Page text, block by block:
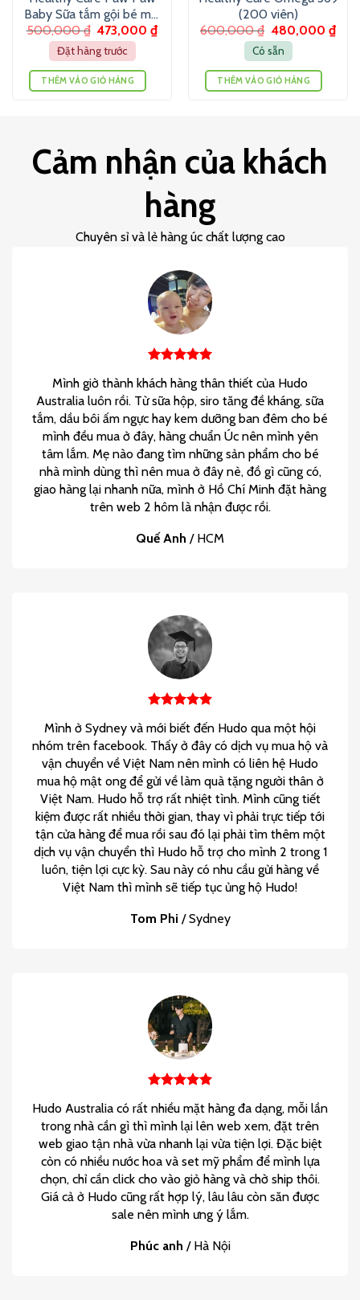
Baby Sữa tắm gội bé mùi
đu đủ 500ml
500,000₫ 473,000₫
Đặt hàng trước
THÊM VÀO GIỎ HÀNG
(200 viên)
600,000₫ 480,000 ₫
Có sẵn
THÊM VÀO GIỎ HÀNG
Cảm nhận của khách
hàng
Chuyên sỉ và lẻ hàng úc chất lượng cao
Mình giờ thành khách hàng thân thiết của Hudo
Australia luôn rồi. Từ sữa hộp, siro tăng đề kháng, sữa
tắm, dầu bôi ấm ngực hay kem dưỡng ban đêm cho bé
mình đều mua ở đây, hàng chuẩn Úc nên mình yên
tâm lắm. Mẹ nào đang tìm những sản phẩm cho bé
nhà mình dùng thì nên mua ở đây nè, đồ gì cũng có,
giao hàng lại nhanh nữa, mình ở Hồ Chí Minh đặt hàng
trên web 2 hôm là nhận được rồi.
Quế Anh / HCM
Mình ở Sydney và mới biết đến Hudo qua một hội
nhóm trên facebook. Thấy ở đây có dịch vụ mua hộ và
vận chuyển về Việt Nam nên mình có liên hệ Hudo
mua hộ mật ong để gửi về làm quà tặng người thân ở
Việt Nam. Hudo hỗ trợ rất nhiệt tình. Mình cũng tiết
kiệm được rất nhiều thời gian, thay vì phải trực tiếp tới
tận cửa hàng để mua rồi sau đó lại phải tìm thêm một
dịch vụ vận chuyển thì Hudo hỗ trợ cho mình 2 trong 1
luôn, tiện lợi cực kỳ. Sau này có nhu cầu gửi hàng về
Việt Nam thì mình sẽ tiếp tục ủng hộ Hudo!
Tom Phi /Sydney
Hudo Australia có rất nhiều mặt hàng đa dạng, mỗi lần
trong nhà cần gì thì mình lại lên web xem, đặt trên
web giao tận nhà vừa nhanh lại vừa tiện lợi. Đặc biệt
còn có nhiều nước hoa và set mỹ phẩm để mình lựa
chọn, chỉ cần click cho vào giỏ hàng và chờ ship thôi.
Giá cả ở Hudo cũng rất hợp lý, lâu lâu còn săn được
sale nên mình ưng ý lắm.
Phúc anh / Hà Nội